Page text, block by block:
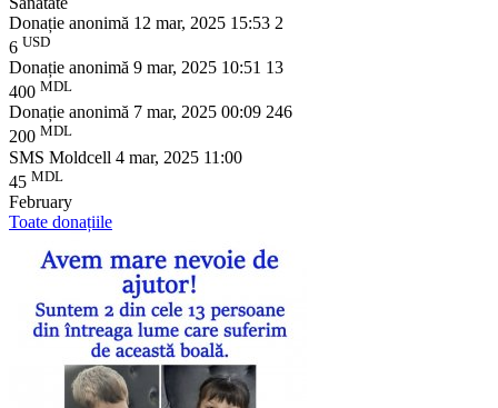
Donație anonimă 12 mar, 2025 15:53 2
6 USD
Donație anonimă 9 mar, 2025 10:51 13
400 MDL
Donație anonimă 7 mar, 2025 00:09 246
200 MDL
SMS Moldcell 4 mar, 2025 11:00
45 MDL
February
Toate donațiile